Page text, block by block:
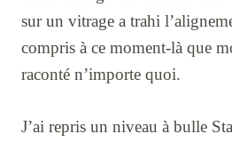
sur un vitrage a trahi
compris à ce moment-là que
raconté n’importe quoi.
J’ai repris un niveau à bulle